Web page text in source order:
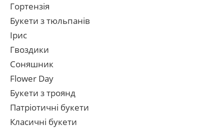
Гортензія
Букети з тюльпанів
Ірис
Гвоздики
Соняшник
Flower Day
Букети з троянд
Патріотичні букети
Класичні букети